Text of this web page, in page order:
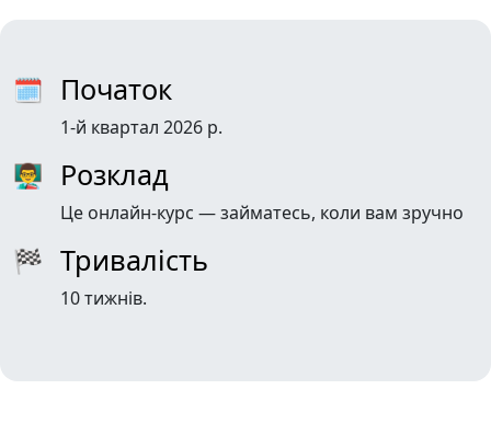
🗓 Початок
1-й квартал 2026 р.
👨‍🏫 Розклад
Це онлайн-курс — займатесь, коли вам зручно
🏁 Тривалість
10 тижнів.